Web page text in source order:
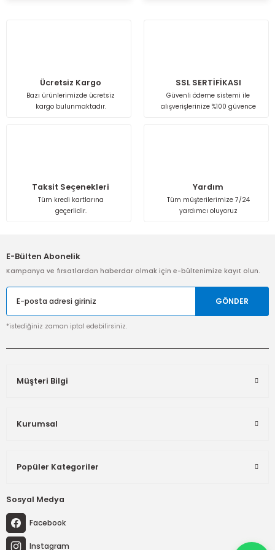
Ücretsiz Kargo
Bazı ürünlerimizde ücretsiz
kargo bulunmaktadır.
SSL SERTİFİKASI
Güvenli ödeme sistemi ile
alışverişlerinize %100 güvence
Taksit Seçenekleri
Tüm kredi kartlarına
geçerlidir.
Yardım
Tüm müşterilerimize 7/24
yardımcı oluyoruz
E-Bülten Abonelik
Kampanya ve fırsatlardan haberdar olmak için e-bültenimize kayıt olun.
GÖNDER
*istediğiniz zaman iptal edebilirsiniz.
Müşteri Bilgi
Kurumsal
Popüler Kategoriler
Sosyal Medya
Facebook
Instagram